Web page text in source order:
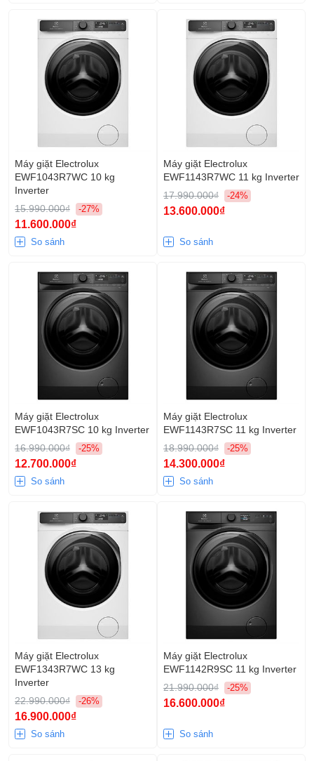
Máy giặt Electrolux
EWF1043R7WC 10 kg
Inverter
15.990.000₫
-27%
11.600.000₫
So sánh
Máy giặt Electrolux
EWF1143R7WC 11 kg Inverter
17.990.000₫
-24%
13.600.000₫
So sánh
Máy giặt Electrolux
EWF1043R7SC 10 kg Inverter
16.990.000₫
-25%
12.700.000₫
So sánh
Máy giặt Electrolux
EWF1143R7SC 11 kg Inverter
18.990.000₫
-25%
14.300.000₫
So sánh
Máy giặt Electrolux
EWF1343R7WC 13 kg
Inverter
22.990.000₫
-26%
16.900.000₫
So sánh
Máy giặt Electrolux
EWF1142R9SC 11 kg Inverter
21.990.000₫
-25%
16.600.000₫
So sánh